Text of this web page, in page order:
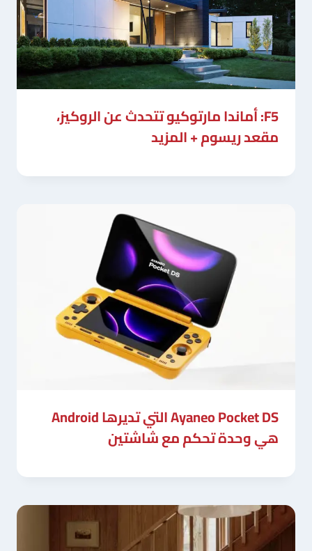
F5: أماندا مارتوكيو تتحدث عن الروكيز،
مقعد ريسوم + المزيد
Ayaneo Pocket DS التي تديرها Android
هي وحدة تحكم مع شاشتين